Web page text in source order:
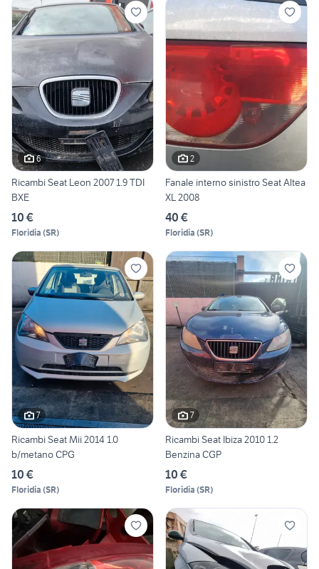
6
Ricambi Seat Leon 2007 1.9 TDI
BXE
10 €
Floridia (SR)
2
Fanale interno sinistro Seat Altea
XL 2008
40 €
Floridia (SR)
7
Ricambi Seat Mii 2014 1.0
b/metano CPG
10 €
Floridia (SR)
7
Ricambi Seat Ibiza 2010 1.2
Benzina CGP
10 €
Floridia (SR)